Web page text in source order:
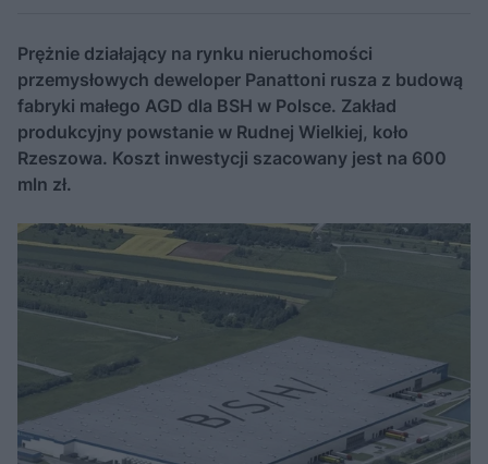
Prężnie działający na rynku nieruchomości
przemysłowych deweloper Panattoni rusza z budową
fabryki małego AGD dla BSH w Polsce. Zakład
produkcyjny powstanie w Rudnej Wielkiej, koło
Rzeszowa. Koszt inwestycji szacowany jest na 600
mln zł.